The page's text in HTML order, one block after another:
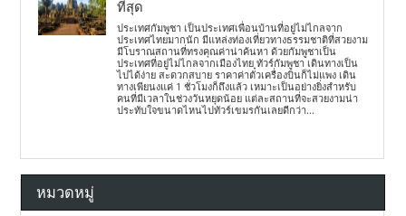
ที่สุด
ประเทศกัมพูชา เป็นประเทศเพื่อนบ้านที่อยู่ไม่ไกลจาก
ประเทศไทยมากนัก มีแหล่งท่องเที่ยวทางธรรมชาติที่สวยงาม
มีโบราณสถานที่ทรงคุณค่าน่าค้นหา ด้วยกัมพูชาเป็น
ประเทศที่อยู่ไม่ไกลจากเมืองไทย ทัวร์กัมพูชา เดินทางเป็น
ไปได้ง่าย สะดวกสบาย ราคาค่าตั๋วเครื่องบินก็ไม่แพง เดิน
ทางเพียนงแค่ 1 ชั่วโมงก็ถึงแล้ว เหมาะเป็นอย่างยิ่งสำหรับ
คนที่มีเวลาในช่วงวันหยุดน้อย แต่ละสถานที่จะสวยงามน่า
ประทับใจขนาดไหนไปทัวร์เขมรกันเลยดีกว่า...
หมวดหมู่